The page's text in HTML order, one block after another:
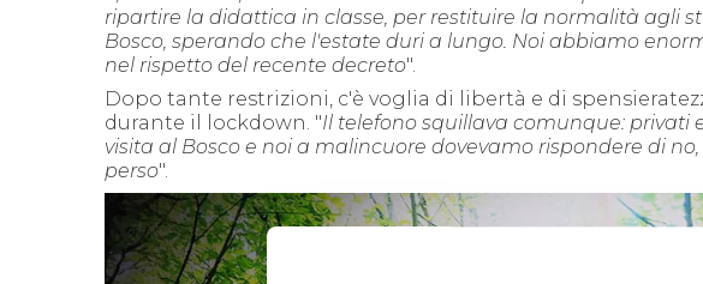
ripartire la didattica in classe, per restituire la normalità agli
Bosco, sperando che l'estate duri a lungo. Noi abbiamo
nel rispetto del recente decreto".
Dopo tante restrizioni, c'è voglia di libertà e di
durante il lockdown. "Il telefono squillava comunque: privati
visita al Bosco e noi a malincuore dovevamo rispondere di
perso".